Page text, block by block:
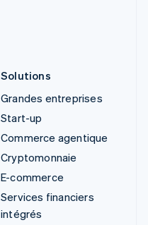
Solutions
Grandes entreprises
Start-up
Commerce agentique
Cryptomonnaie
E-commerce
Services financiers
intégrés